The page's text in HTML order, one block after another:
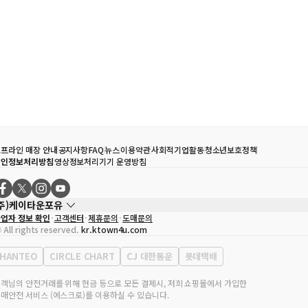
라인 매장 안내공지사항FAQ뉴스이용약관사회적기업활동청소년보호정책
정보처리방침영상정보처리기기 운영방침
)케이타운포유
자
송효민
업자등록번호
120-87-71116
판매업 신고번호 제2011-서울강남-02223
표전화
02-552-9855
자 정보 확인 고객센터 제휴문의 도매문의
rights reserved. kr.ktown4u.com
HANTEO CIRCLE CHART CJ 대한통운 롯데택배
님의 안전거래를 위해 현금 등으로 모든 결제시, 저희 쇼핑몰에서 가입한
안전 서비스 (에스크로)를 이용하실 수 있습니다.